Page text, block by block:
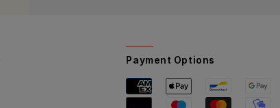
Payment Options